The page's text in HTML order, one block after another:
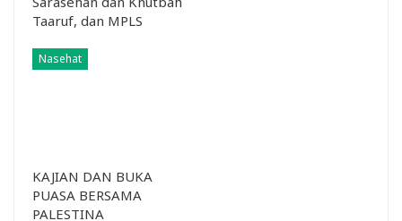
Taaruf, dan MPLS
Nasehat
KAJIAN DAN BUKA
PUASA BERSAMA
PALESTINA